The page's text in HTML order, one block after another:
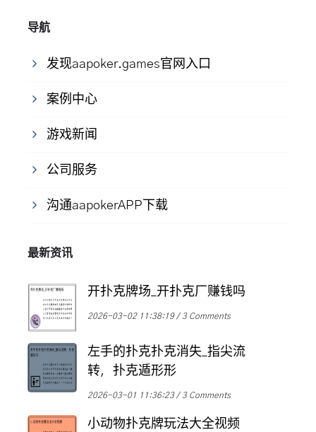
导航
发现aapoker.games官网入口
案例中心
游戏新闻
公司服务
沟通aapokerAPP下载
最新资讯
开扑克牌场_开扑克厂赚钱吗
2026-03-02 11:38:19 3 Comments
左手的扑克扑克消失_指尖流
转，扑克遁形形
2026-03-01 11:36:23 3 Comments
小动物扑克牌玩法大全视频